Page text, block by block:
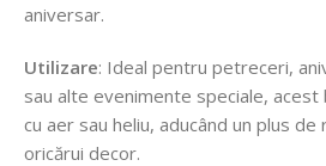
aniversar.
Utilizare: Ideal pentru petreceri,
sau alte evenimente speciale,
cu aer sau heliu, aducând un plus
oricărui decor.